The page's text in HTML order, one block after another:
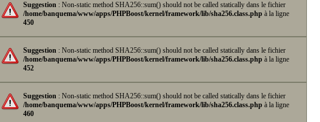
Suggestion : Non-static method SHA256::sum() should not be called statically dans le fichier
/home/banquema/www/apps/PHPBoost/kernel/framework/lib/sha256.class.php à la ligne
450
Suggestion : Non-static method SHA256::sum() should not be called statically dans le fichier
/home/banquema/www/apps/PHPBoost/kernel/framework/lib/sha256.class.php à la ligne
452
Suggestion : Non-static method SHA256::sum() should not be called statically dans le fichier
/home/banquema/www/apps/PHPBoost/kernel/framework/lib/sha256.class.php à la ligne
460